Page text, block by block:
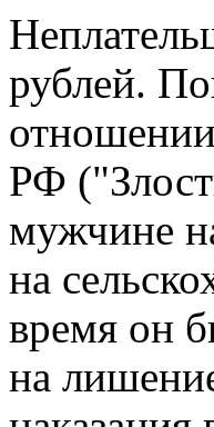
рублей.
РФ
мужчине
на
время он
на